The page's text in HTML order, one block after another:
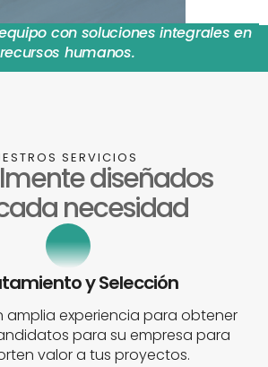
con soluciones integrales en
recursos humanos.
SERVICIOS
diseñados
necesidad
y Selección
experiencia para obtener
para su empresa para
valor a tus proyectos.